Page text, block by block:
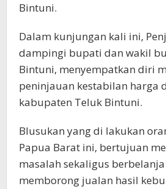
Bintuni.
Dalam kunjungan kali ini,
dampingi bupati dan wakil
Bintuni, menyempatkan diri
peninjauan kestabilan harga
kabupaten Teluk Bintuni.
Blusukan yang di lakukan
Papua Barat ini, bertujuan
masalah sekaligus
memborong jualan hasil